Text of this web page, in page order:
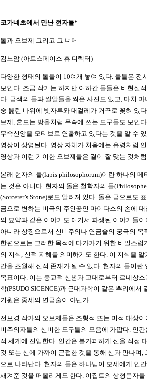
코가네초에서 만난 현자들*
돌과 오브제 그리고 그 너머
김노암 (아트스페이스 휴 디렉터)
다양한 형태의 돌들이 10여개 놓여 있다. 돌들은 전
보인다. 조금 작기는 하지만 여하간 돌들은 비현실
다. 금색의 돌과 쌀알들을 찍은 사진도 있고, 마치
숭 뚫린 바위에 빗자루와 대걸레가 거꾸로 꽂혀 있
브제, 흔드는 방울처럼 무속에 쓰는 도구들도 보인
무속신앙을 모티브로 연출하고 있다는 것을 알 수
영상이 상영된다. 영상 자체가 처음에는 유령처럼
영상과 이런 기이한 오브제들은 결이 잘 맞는 것처
본래 현자의 돌(lapis philosophorum)이란 하나의 메
는 것은 아니다. 현자의 돌은 철학자의 돌
(Sorcerer’s Stone)로도 알려져 있다. 돌은 금으로도
금으로 변하는 비극의 주인공인 마이다스의 손에
의 묘약과 같은 이야기도 여기서 파생된 이야기들
아니라 상징으로서 신비주의나 연금술의 궁극의 목
한편으로는 그러한 목적에 다가가기 위한 비밀스럽
의 지식, 신적 지혜를 의미하기도 한다. 이 지식을
간을 초월해 신적 존재가 될 수 있다. 현자의 돌이란
목표이다. 이는 종교적 신념과 고대로부터 르네상
학(PSUDO SICENCE)과 근대과학이 같은 뿌리에서
기원은 중세의 연금술이 아닌가.
전보경 작가의 오브제들은 조형적 또는 미적 대상
비주의자들의 신비한 도구들의 모음에 가깝다. 인
적 세계에 진입한다. 인간은 불가피하게 신을 직접
것 또는 신에 가까이 근접한 것을 통해 신과 만나며,
으로 나타난다. 현자의 돌은 하나님이 모세에게 인
새겨준 것을 떠올리게도 한다. 이집트의 상형문자